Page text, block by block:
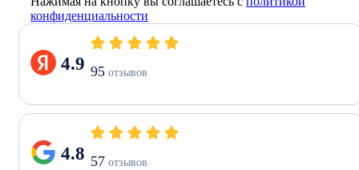
конфиденциальности
4.9 95 отзывов
4.8 57 отзывов